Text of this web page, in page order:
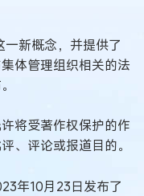
新概念，并提供了
体管理组织相关的法
将受著作权保护的作
、评论或报道目的。
年10月23日发布了